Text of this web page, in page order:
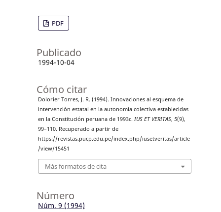
PDF
Publicado
1994-10-04
Cómo citar
Dolorier Torres, J. R. (1994). Innovaciones al esquema de
intervención estatal en la autonomía colectiva establecidas
en la Constitución peruana de 1993c. IUS ET VERITAS, 5(9),
99–110. Recuperado a partir de
https://revistas.pucp.edu.pe/index.php/iusetveritas/article
/view/15451
Más formatos de cita
Número
Núm. 9 (1994)